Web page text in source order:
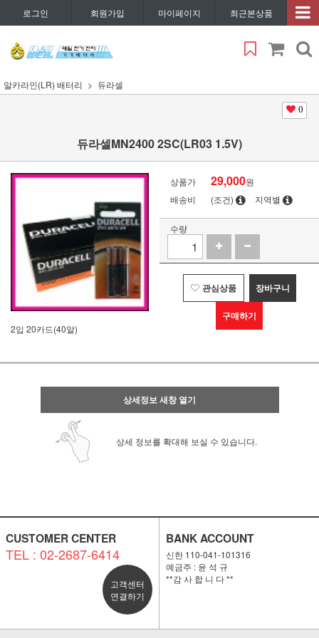
로그인 회원가입 마이페이지 최근본상품
알카라인(LR) 배터리 듀라셀
0
듀라셀MN2400 2SC(LR03 1.5V)
2입 20카드(40알)
상품가 29,000원
배송비
(조건) 지역별
수량
관심상품 장바구니
구매하기
상세정보 새창 열기
상세 정보를 확대해 보실 수 있습니다.
CUSTOMER CENTER
TEL : 02-2687-6414
고객센터
연결하기
BANK ACCOUNT
신한 110-041-101316
예금주 : 윤 석 규
**감 사 합 니 다 **